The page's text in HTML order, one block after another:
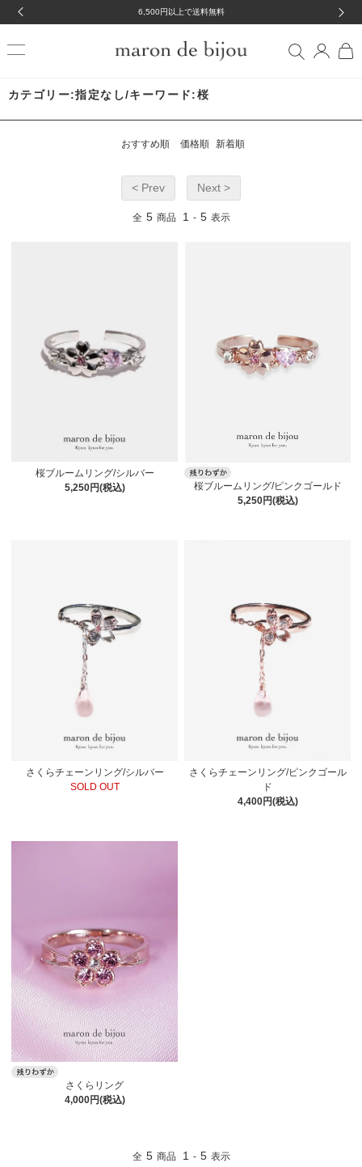
6,500円以上で送料無料
カテゴリー:指定なし/キーワード:桜
おすすめ順 価格順 新着順
< Prev Next >
全 5 商品 1 - 5 表示
桜ブルームリング/シルバー
5,250円(税込)
桜ブルームリング/ピンクゴールド
5,250円(税込)
さくらチェーンリング/シルバー
SOLD OUT
さくらチェーンリング/ピンクゴール
ド
4,400円(税込)
さくらリング
4,000円(税込)
全 5 商品 1 - 5 表示